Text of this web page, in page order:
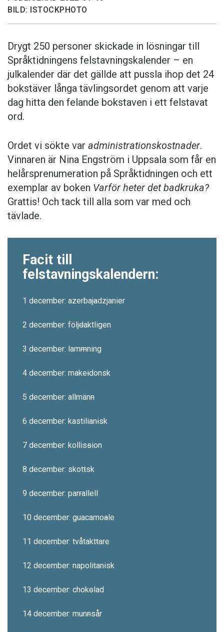
BILD: ISTOCKPHOTO
Drygt 250 personer skickade in lösningar till
Språktidningens felstavningskalender – en
julkalender där det gällde att pussla ihop det 24
bokstäver långa tävlingsordet genom att varje
dag hitta den felande bokstaven i ett felstavat
ord.
Ordet vi sökte var administrationskostnader.
Vinnaren är Nina Engström i Uppsala som får en
helårsprenumeration på Språktidningen och ett
exemplar av boken Varför heter det badkruka?
Grattis! Och tack till alla som var med och
tävlade.
Facit till
felstavningskalendern:
1 december: azerbajadzjanier
2 december: följdaktligen
3 december: lammning
4 december: makeidonsk
5 december: allmänn
6 december: kastilianisk
7 december: kollission
8 december: skottsk
9 december: parrallell
10 december: guacamoale
11 december: tvåtakttare
12 december: napolitanisk
13 december: chokolad
14 december: munnsår